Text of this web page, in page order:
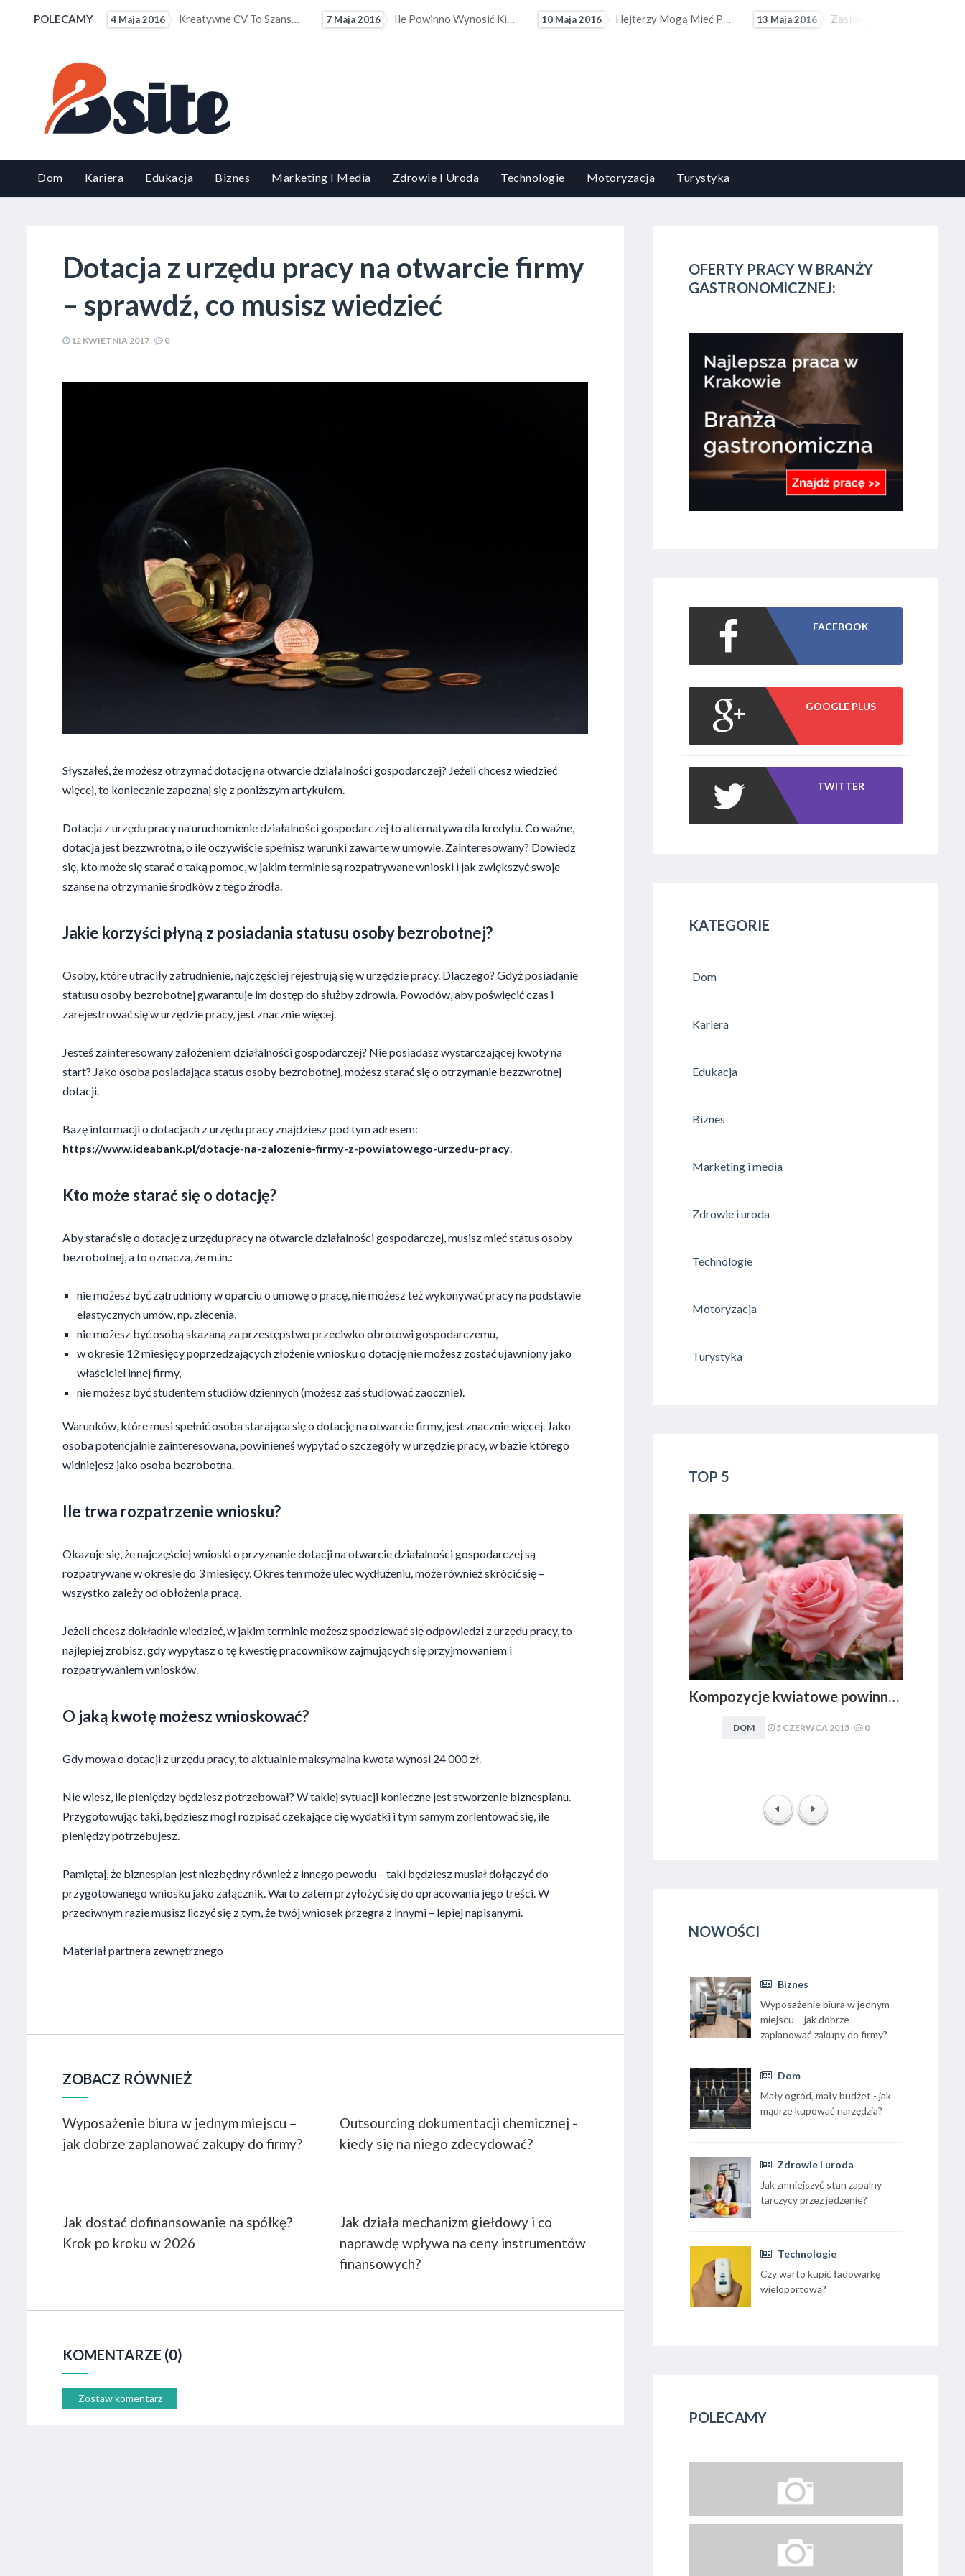
POLECAMY
Kreatywne CV To Szansa Dla Osób Z Małym Doświadczeniem Zawodowym 7 Maja 2016 Ile Powinno Wynosić Kieszonkowe? 10 Maja 2016 Hejterzy Mogą Mieć Problem Ze Znalezieniem Pracy. Pracodawcy Coraz Częściej Sprawdzają Profile... 13 Maja 2016 Zasłony I Firany Powinny Być Dopasowywane Do Stylu I Estetyki Pomieszczenia 5 Czerwca 2015
Dom Kariera Edukacja Biznes Marketing I Media Zdrowie I Uroda Technologie Motoryzacja Turystyka
Dotacja z urzędu pracy na otwarcie firmy
– sprawdź, co musisz wiedzieć
12 KWIETNIA 2017 0
Słyszałeś, że możesz otrzymać dotację na otwarcie działalności gospodarczej? Jeżeli chcesz wiedzieć
więcej, to koniecznie zapoznaj się z poniższym artykułem.
Dotacja z urzędu pracy na uruchomienie działalności gospodarczej to alternatywa dla kredytu. Co ważne,
dotacja jest bezzwrotna, o ile oczywiście spełnisz warunki zawarte w umowie. Zainteresowany? Dowiedz
się, kto może się starać o taką pomoc, w jakim terminie są rozpatrywane wnioski i jak zwiększyć swoje
szanse na otrzymanie środków z tego źródła.
Jakie korzyści płyną z posiadania statusu osoby bezrobotnej?
Osoby, które utraciły zatrudnienie, najczęściej rejestrują się w urzędzie pracy. Dlaczego? Gdyż posiadanie
statusu osoby bezrobotnej gwarantuje im dostęp do służby zdrowia. Powodów, aby poświęcić czas i
zarejestrować się w urzędzie pracy, jest znacznie więcej.
Jesteś zainteresowany założeniem działalności gospodarczej? Nie posiadasz wystarczającej kwoty na
start? Jako osoba posiadająca status osoby bezrobotnej, możesz starać się o otrzymanie bezzwrotnej
dotacji.
Bazę informacji o dotacjach z urzędu pracy znajdziesz pod tym adresem:
https://www.ideabank.pl/dotacje-na-zalozenie-firmy-z-powiatowego-urzedu-pracy.
Kto może starać się o dotację?
Aby starać się o dotację z urzędu pracy na otwarcie działalności gospodarczej, musisz mieć status osoby
bezrobotnej, a to oznacza, że m.in.:
nie możesz być zatrudniony w oparciu o umowę o pracę, nie możesz też wykonywać pracy na podstawie
elastycznych umów, np. zlecenia,
nie możesz być osobą skazaną za przestępstwo przeciwko obrotowi gospodarczemu,
w okresie 12 miesięcy poprzedzających złożenie wniosku o dotację nie możesz zostać ujawniony jako
właściciel innej firmy,
nie możesz być studentem studiów dziennych (możesz zaś studiować zaocznie).
Warunków, które musi spełnić osoba starająca się o dotację na otwarcie firmy, jest znacznie więcej. Jako
osoba potencjalnie zainteresowana, powinieneś wypytać o szczegóły w urzędzie pracy, w bazie którego
widniejesz jako osoba bezrobotna.
Ile trwa rozpatrzenie wniosku?
Okazuje się, że najczęściej wnioski o przyznanie dotacji na otwarcie działalności gospodarczej są
rozpatrywane w okresie do 3 miesięcy. Okres ten może ulec wydłużeniu, może również skrócić się –
wszystko zależy od obłożenia pracą.
Jeżeli chcesz dokładnie wiedzieć, w jakim terminie możesz spodziewać się odpowiedzi z urzędu pracy, to
najlepiej zrobisz, gdy wypytasz o tę kwestię pracowników zajmujących się przyjmowaniem i
rozpatrywaniem wniosków.
O jaką kwotę możesz wnioskować?
Gdy mowa o dotacji z urzędu pracy, to aktualnie maksymalna kwota wynosi 24 000 zł.
Nie wiesz, ile pieniędzy będziesz potrzebował? W takiej sytuacji konieczne jest stworzenie biznesplanu.
Przygotowując taki, będziesz mógł rozpisać czekające cię wydatki i tym samym zorientować się, ile
pieniędzy potrzebujesz.
Pamiętaj, że biznesplan jest niezbędny również z innego powodu – taki będziesz musiał dołączyć do
przygotowanego wniosku jako załącznik. Warto zatem przyłożyć się do opracowania jego treści. W
przeciwnym razie musisz liczyć się z tym, że twój wniosek przegra z innymi – lepiej napisanymi.
Materiał partnera zewnętrznego
ZOBACZ RÓWNIEŻ
Wyposażenie biura w jednym miejscu –
jak dobrze zaplanować zakupy do firmy?
Outsourcing dokumentacji chemicznej -
kiedy się na niego zdecydować?
Jak dostać dofinansowanie na spółkę?
Krok po kroku w 2026
Jak działa mechanizm giełdowy i co
naprawdę wpływa na ceny instrumentów
finansowych?
KOMENTARZE (0)
Zostaw komentarz
OFERTY PRACY W BRANŻY
GASTRONOMICZNEJ:
FACEBOOK
GOOGLE PLUS
TWITTER
KATEGORIE
Dom
Kariera
Edukacja
Biznes
Marketing i media
Zdrowie i uroda
Technologie
Motoryzacja
Turystyka
TOP 5
Kompozycje kwiatowe powinny być dopasowywane do charakteru i stylu aranżacyjnego wnętrza. Obowiązuje zasada: im mniej, tym lepiej
DOM 5 CZERWCA 2015 0
NOWOŚCI
Biznes
Wyposażenie biura w jednym
miejscu – jak dobrze
zaplanować zakupy do firmy?
Dom
Mały ogród, mały budżet - jak
mądrze kupować narzędzia?
Zdrowie i uroda
Jak zmniejszyć stan zapalny
tarczycy przez jedzenie?
Technologie
Czy warto kupić ładowarkę
wieloportową?
POLECAMY